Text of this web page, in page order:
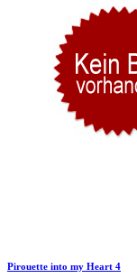
Pirouette into my Heart 4